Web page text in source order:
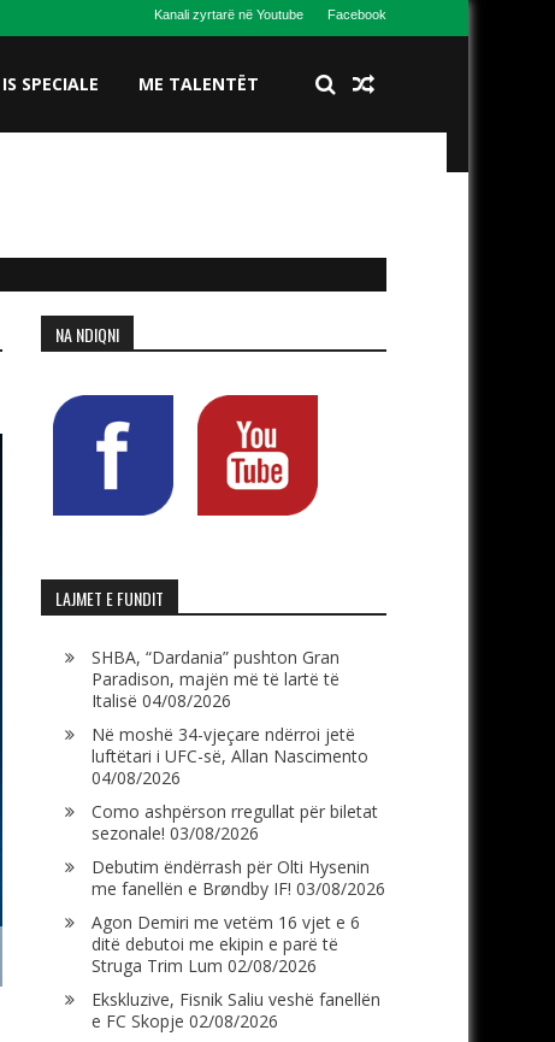
Kanali zyrtarë në Youtube Facebook
IS SPECIALE ME TALENTËT
NA NDIQNI
LAJMET E FUNDIT
SHBA, “Dardania” pushton Gran
Paradison, majën më të lartë të
Italisë 04/08/2026
Në moshë 34-vjeçare ndërroi jetë
luftëtari i UFC-së, Allan Nascimento
04/08/2026
Como ashpërson rregullat për biletat
sezonale! 03/08/2026
Debutim ëndërrash për Olti Hysenin
me fanellën e Brøndby IF! 03/08/2026
Agon Demiri me vetëm 16 vjet e 6
ditë debutoi me ekipin e parë të
Struga Trim Lum 02/08/2026
Ekskluzive, Fisnik Saliu veshë fanellën
e FC Skopje 02/08/2026